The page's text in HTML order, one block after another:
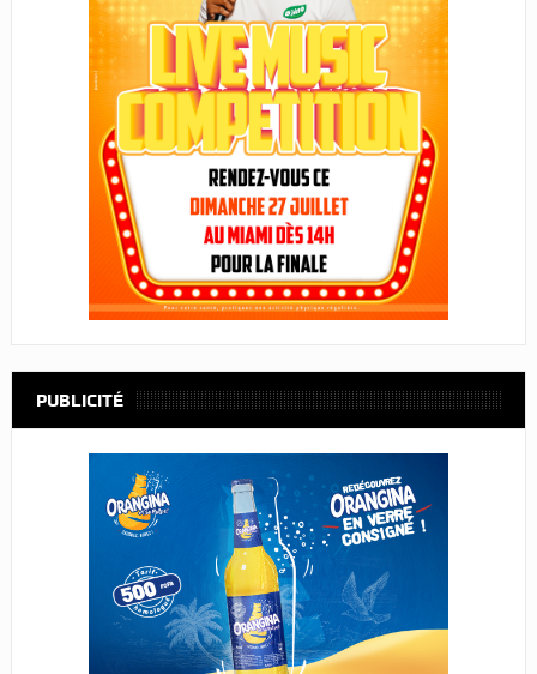
PUBLICITÉ